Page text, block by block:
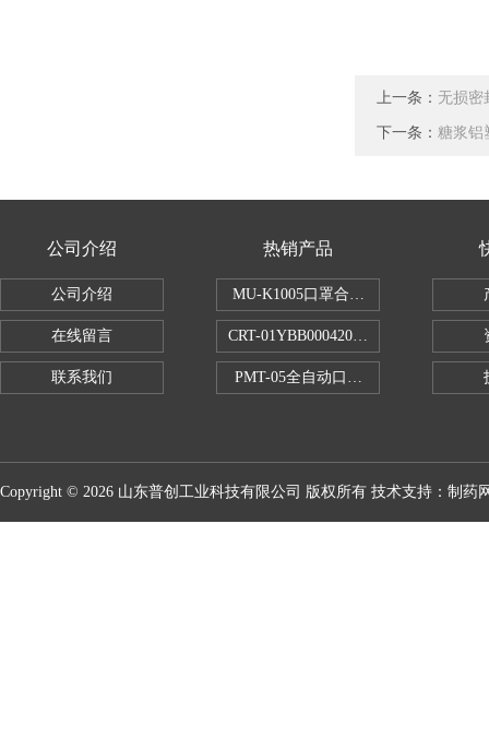
上一条： 无损密
下一条： 糖浆铝
公司介绍
公司介绍
在线留言
联系我们
热销产品
MU-K1005口罩合成血液穿透试验仪
CRT-01YBB00042005数显式安瓿瓶圆
PMT-05全自动口红折断力测试仪
Copyright © 2026 山东普创工业科技有限公司 版权所有 技术支持： 制药